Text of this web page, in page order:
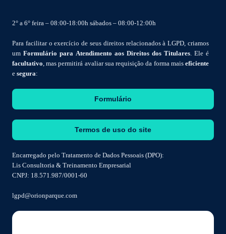
2° a 6° feira – 08:00-18:00h sábados – 08:00-12:00h
Para facilitar o exercício de seus direitos relacionados à LGPD, criamos
um Formulário para Atendimento aos Direitos dos Titulares . Ele é
facultativo , mas permitirá avaliar sua requisição da forma mais eficiente
e segura:
Formulário
Termos de uso do site
Encarregado pelo Tratamento de Dados Pessoais (DPO):
Lis Consultoria & Treinamento Empresarial
CNPJ: 18.571.987/0001-60
lgpd@orionparque.com